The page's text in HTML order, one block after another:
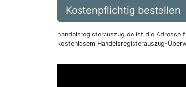
Kostenpflichtig bestellen
handelsregisterauszug.de ist die Adresse
kostenlosem Handelsregisterauszug-